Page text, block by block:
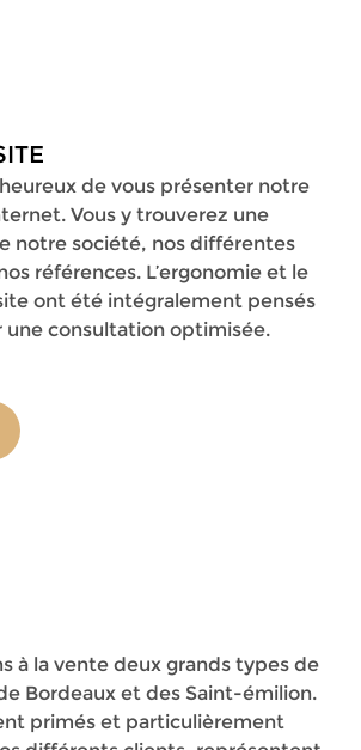
de vous présenter notre
Vous y trouverez une
notre société, nos différentes
références. L’ergonomie et le
ont été intégralement pensés
une consultation optimisée.
à la vente deux grands types de
Bordeaux et des Saint-émilion.
primés et particulièrement